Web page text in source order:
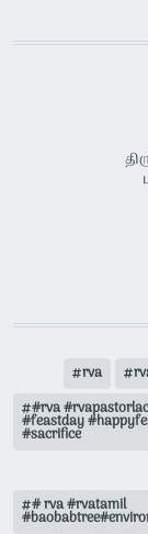
rva
#rva
#feastday
#sacrifice
# rva #rvatamil